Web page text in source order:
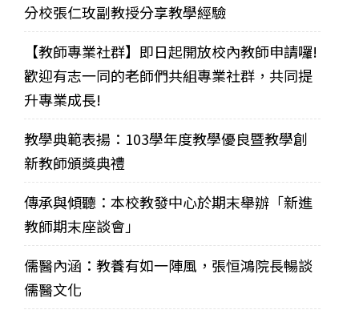
分校張仁玫副教授分享教學經驗
【教師專業社群】即日起開放校內教師申請囉!
歡迎有志一同的老師們共組專業社群，共同提
升專業成長!
教學典範表揚：103學年度教學優良暨教學創
新教師頒獎典禮
傳承與傾聽：本校教發中心於期末舉辦「新進
教師期末座談會」
儒醫內涵：教養有如一陣風，張恒鴻院長暢談
儒醫文化